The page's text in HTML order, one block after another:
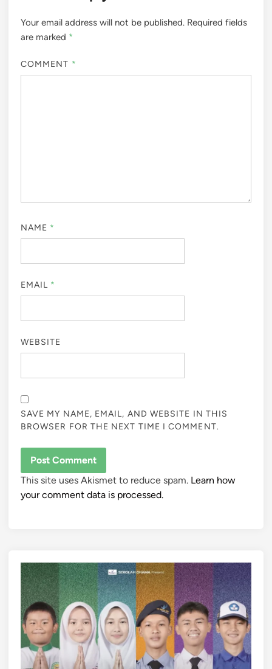
Your email address will not be published. Required fields
are marked *
COMMENT *
NAME *
EMAIL *
WEBSITE
SAVE MY NAME, EMAIL, AND WEBSITE IN THIS
BROWSER FOR THE NEXT TIME I COMMENT.
This site uses Akismet to reduce spam. Learn how
your comment data is processed.